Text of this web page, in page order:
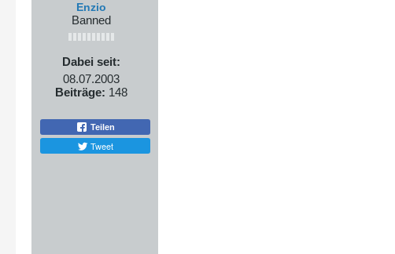
Enzio
Banned
Dabei seit:
08.07.2003
Beiträge: 148
Teilen
Tweet